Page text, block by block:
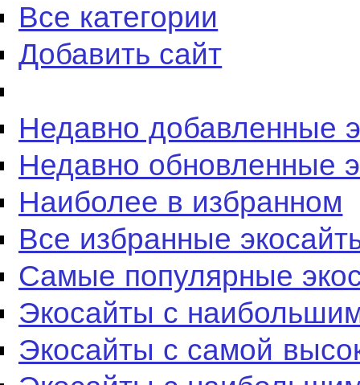
Все категории
Добавить сайт
Недавно добавленные
Недавно обновленные
Наиболее в избранном
Все избранные
Самые популярные
Экосайты с
Экосайты с самой